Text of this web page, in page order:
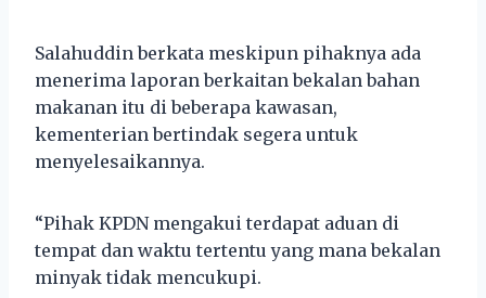
Salahuddin berkata meskipun pihaknya ada
menerima laporan berkaitan bekalan bahan
makanan itu di beberapa kawasan,
kementerian bertindak segera untuk
menyelesaikannya.
“Pihak KPDN mengakui terdapat aduan di
tempat dan waktu tertentu yang mana bekalan
minyak tidak mencukupi.